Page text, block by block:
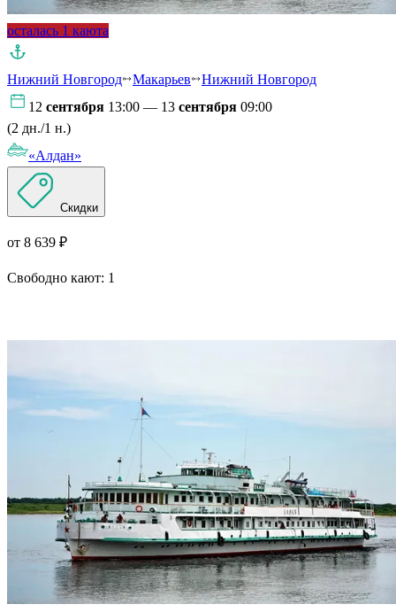
осталась 1 каюта
Нижний Новгород Макарьев
Нижний Новгород
12 сентября 13:00 — 13 сентября 09:00
(2 дн./1 н.)
«Алдан»
Скидки
от 8 639 ₽
Свободно кают: 1